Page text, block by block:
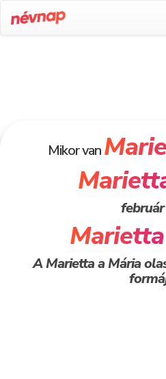
Mikor van
Marietta
A Marietta a Mária